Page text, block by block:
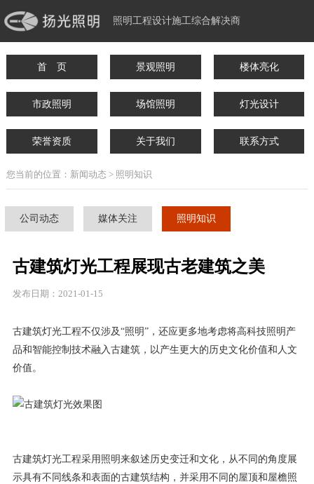
照明工程设计施工综合解决商
首 页 景观照明 楼体亮化
市政照明 场馆照明 灯光设计
荣誉资质 关于我们 联系方式
您当前的位置：新闻动态 > 照明知识
公司动态 媒体关注 照明知识
古建筑灯光工程展现古老建筑之美
发布日期：2021-01-15
古建筑灯光工程不仅涉及“照明”，还应更多地考虑将高科技照明产
品和智能控制技术融入古建筑，以产生更大的历史文化价值和人文
价值。
古建筑灯光工程采用照明来叙述历史变迁和文化，从不同的角度展
示具有不同线条和表面的古建筑结构，并采用不同的屋顶和屋檐照